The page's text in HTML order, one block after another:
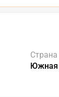
Страна
Южная